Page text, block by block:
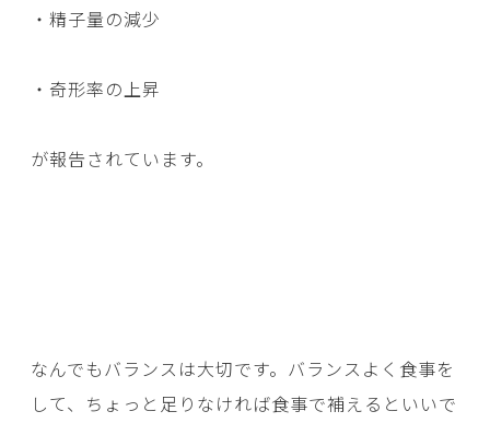
・精子量の減少
・奇形率の上昇
が報告されています。
なんでもバランスは大切です。バランスよく食事を
して、ちょっと足りなければ食事で補えるといいで